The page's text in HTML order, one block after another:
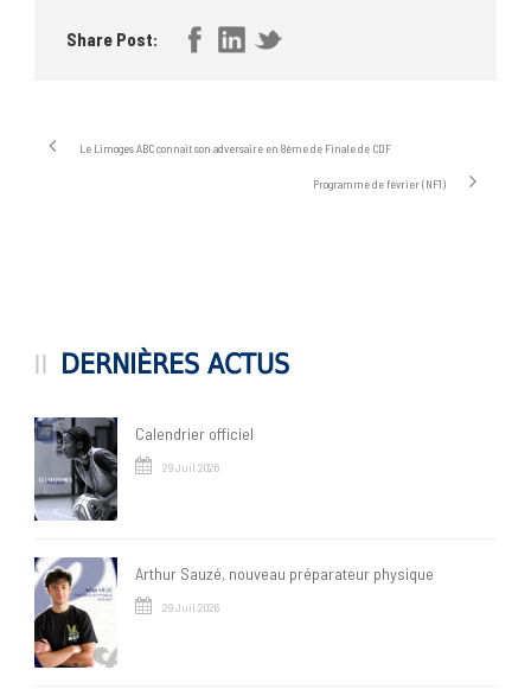
Share Post:
Le Limoges ABC connait son adversaire en 8ème de Finale de CDF
Programme de février (NF1)
DERNIÈRES ACTUS
Calendrier officiel
29 Juil 2026
Arthur Sauzé, nouveau préparateur physique
29 Juil 2026